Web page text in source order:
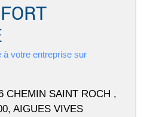
à votre entreprise sur
CHEMIN SAINT ROCH ,
AIGUES VIVES